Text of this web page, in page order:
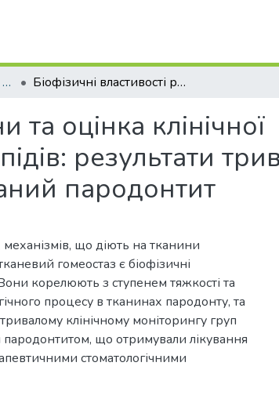
Наукові праці. Кафедра терапевтичної стоматології Біофізичні властивості ротової рідини та оцінка клінічної ефективності есенціальних фосфоліпідів: результати тривалого моніторингу хворих на генералізований пародонтит
та оцінка клінічної
результати
пародонтит
що діють на тканини
гомеостаз є біофізичні
корелюють з ступенем тяжкості та
процесу в тканинах пародонту, та
клінічному моніторингу груп
пародонтитом, що отримували лікування
стоматологічними